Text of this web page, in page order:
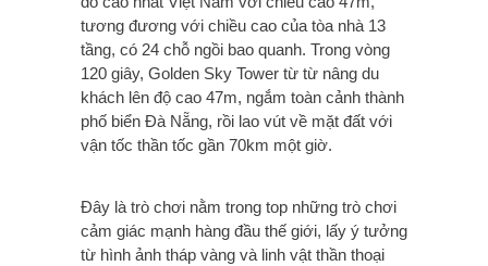
tương đương với chiều cao của tòa nhà 13
tầng, có 24 chỗ ngồi bao quanh. Trong vòng
120 giây, Golden Sky Tower từ từ nâng du
khách lên độ cao 47m, ngắm toàn cảnh thành
phố biển Đà Nẵng, rồi lao vút về mặt đất với
vận tốc thần tốc gần 70km một giờ.
Đây là trò chơi nằm trong top những trò chơi
cảm giác mạnh hàng đầu thế giới, lấy ý tưởng
từ hình ảnh tháp vàng và linh vật thần thoại